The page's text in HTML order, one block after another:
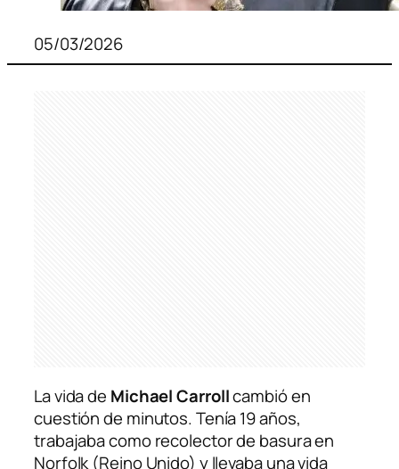
05/03/2026
La vida de Michael Carrollcambió en
cuestión de minutos. Tenía 19 años,
trabajaba como recolector de basura en
Norfolk (Reino Unido) y llevaba una vida